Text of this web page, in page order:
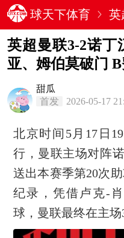
球天下体育 英
英超曼联3-2诺丁
亚、姆伯莫破门
甜瓜
首发
2026-05-17
北京时间5月17日
行，曼联主场对阵
送出本赛季第20次
纪录，凭借卢克-
球，曼联最终在主场